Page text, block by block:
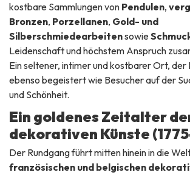
kostbare Sammlungen von Pendulen,
Bronzen, Porzellanen, Gold- und
Silberschmiedearbeitensowie
Leidenschaft und höchstem Anspruch
Ein seltener, intimer und kostbarer Ort, der
ebenso begeistert wie Besucher auf der
und Schönheit.
Ein goldenes Zeitalter
dekorativen Künste
Der Rundgang führt mitten hinein in die
französischen und belgischen